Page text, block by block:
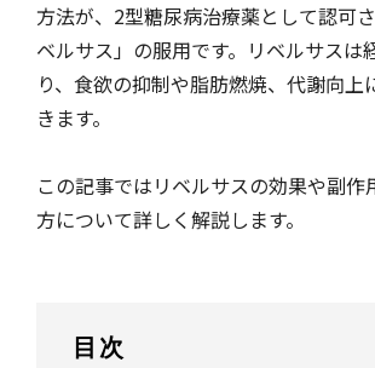
方法が、2型糖尿病治療薬として認可
ベルサス」の服用です。リベルサスは
り、食欲の抑制や脂肪燃焼、代謝向上
きます。
この記事ではリベルサスの効果や副作
方について詳しく解説します。
目次